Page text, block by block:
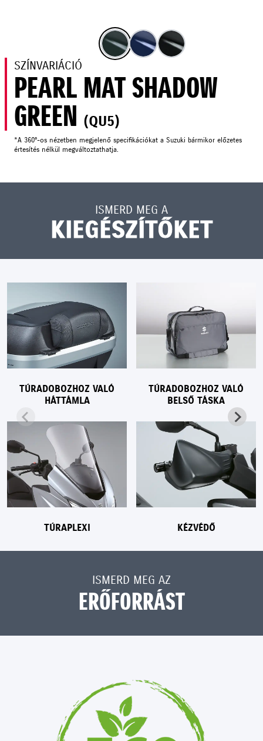
SZÍNVARIÁCIÓ
PEARL MAT SHADOW
GREEN (QU5)
*A 360°-os nézetben megjelenő specifikációkat a Suzuki bármikor előzetes
értesítés nélkül megváltoztathatja.
ISMERD MEG A
KIEGÉSZÍTŐKET
TÚRADOBOZHOZ VALÓ
HÁTTÁMLA
TÚRADOBOZHOZ VALÓ
BELSŐ TÁSKA
TÚRAPLEXI KÉZVÉDŐ
ISMERD MEG AZ
ERŐFORRÁST